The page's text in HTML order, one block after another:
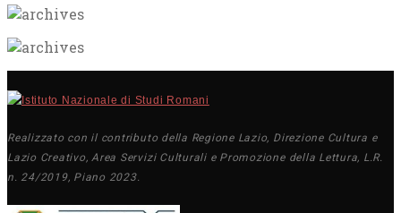
Realizzato con il contributo della Regione Lazio, Direzione Cultura e
Lazio Creativo, Area Servizi Culturali e Promozione della Lettura, L.R.
n. 24/2019, Piano 2023.